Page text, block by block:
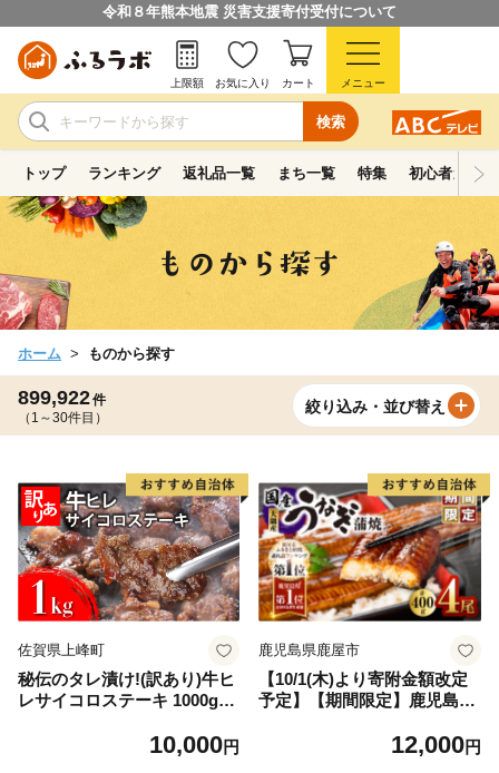
令和８年熊本地震 災害支援寄付受付について
検索
上限額 お気に入り カート メニュー
トップ ランキング 返礼品一覧 まち一覧 特集 初心者ガイド
ホーム ものから探す
899,922件
（1～30件目）
絞り込み・並び替え
佐賀県上峰町
秘伝のタレ漬け!(訳あり)牛ヒ
レサイコロステーキ 1000g
10,000円
鹿児島県鹿屋市
【10/1(木)より寄附金額改定
予定】【期間限定】鹿児島県
12,000円